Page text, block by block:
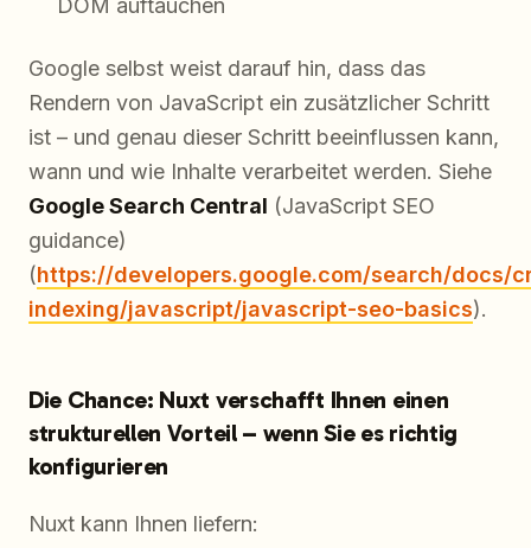
DOM auftauchen
Google selbst weist darauf hin, dass das
Rendern von JavaScript ein zusätzlicher Schritt
ist – und genau dieser Schritt beeinflussen kann,
wann und wie Inhalte verarbeitet werden. Siehe
Google Search Central (JavaScript SEO
guidance)
(https://developers.google.com/search/docs/
indexing/javascript/javascript-seo-basics).
Die Chance: Nuxt verschafft Ihnen einen
strukturellen Vorteil – wenn Sie es richtig
konfigurieren
Nuxt kann Ihnen liefern: